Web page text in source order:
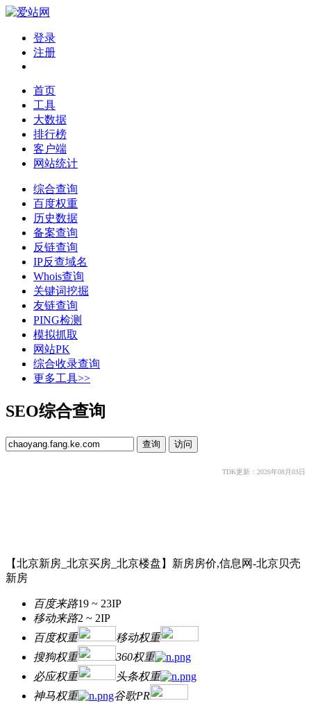
登录
注册
首页
工具
大数据
排行榜
客户端
网站统计
综合查询
百度权重
历史数据
备案查询
反链查询
IP反查域名
Whois查询
关键词挖掘
友链查询
PING检测
模拟抓取
网站PK
综合收录查询
更多工具>>
SEO综合查询
TDK更新：2026年08月03日
【北京新房_北京买房_北京楼盘】新房房价,信息网-北京贝壳
新房
百度来路19 ~ 23IP
移动来路2 ~ 2IP
百度权重
移动权重
搜狗权重
360权重
必应权重
头条权重
神马权重
谷歌PR